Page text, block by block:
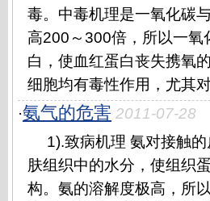
毒。中毒机理是一氧化碳
高200～300倍，所以一氧
白，使血红蛋白丧失携氧
细胞均有毒性作用，尤其
·氨气的危害 2011-07-28
1).致病机理 氨对接触
肤组织中的水分，使组织
构。氨的溶解度极高，所